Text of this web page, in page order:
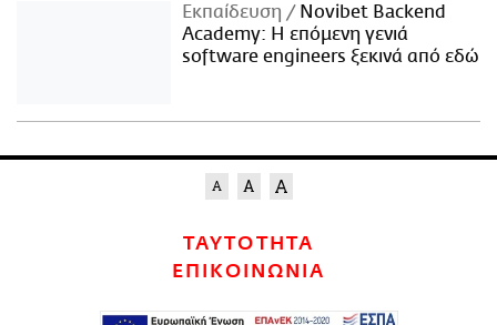
Εκπαίδευση
Novibet Backend
Academy: Η επόμενη γενιά
software engineers ξεκινά από εδώ
ΤΑΥΤΟΤΗΤΑ
ΕΠΙΚΟΙΝΩΝΙΑ